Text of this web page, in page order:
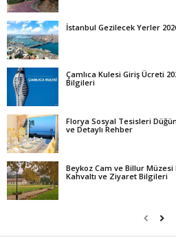
İstanbul Gezilecek Yerler
Çamlıca Kulesi Giriş Ücreti
Bilgileri
Florya Sosyal Tesisleri
ve Detaylı Rehber
Beykoz Cam ve Billur
Kahvaltı ve Ziyaret Bilgileri